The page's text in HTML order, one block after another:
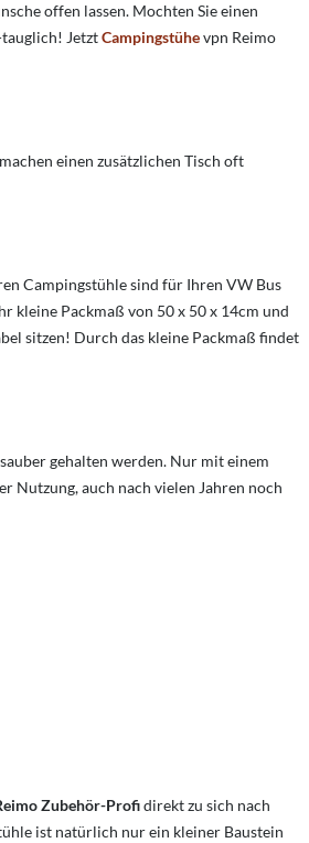
offen lassen. Mochten Sie einen
JetztCampingstühevpn Reimo
einen zusätzlichen Tisch oft
Campingstühle sind für Ihren VW Bus
kleine Packmaß von 50 x 50 x 14cm und
sitzen! Durch das kleine Packmaß findet
gehalten werden. Nur mit einem
Nutzung, auch nach vielen Jahren noch
Zubehör-Profidirekt zu sich nach
ist natürlich nur ein kleiner Baustein